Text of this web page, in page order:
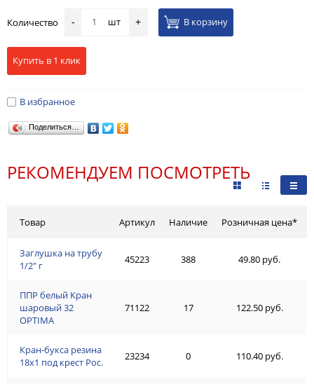
Количество - шт + В корзину
Купить в 1 клик
В избранное
Поделиться…
РЕКОМЕНДУЕМ ПОСМОТРЕТЬ
Товар
Заглушка на трубу
1/2" г
ППР белый Кран
шаровый 32
OPTIMA
Кран-букса резина
18х1 под крест Рос.
Артикул Наличие Розничная цена*
45223 388 49.80 руб.
71122 17 122.50 руб.
23234 0 110.40 руб.